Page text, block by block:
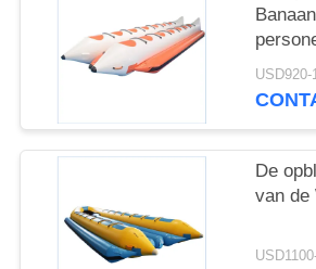
Buizen
De
van de